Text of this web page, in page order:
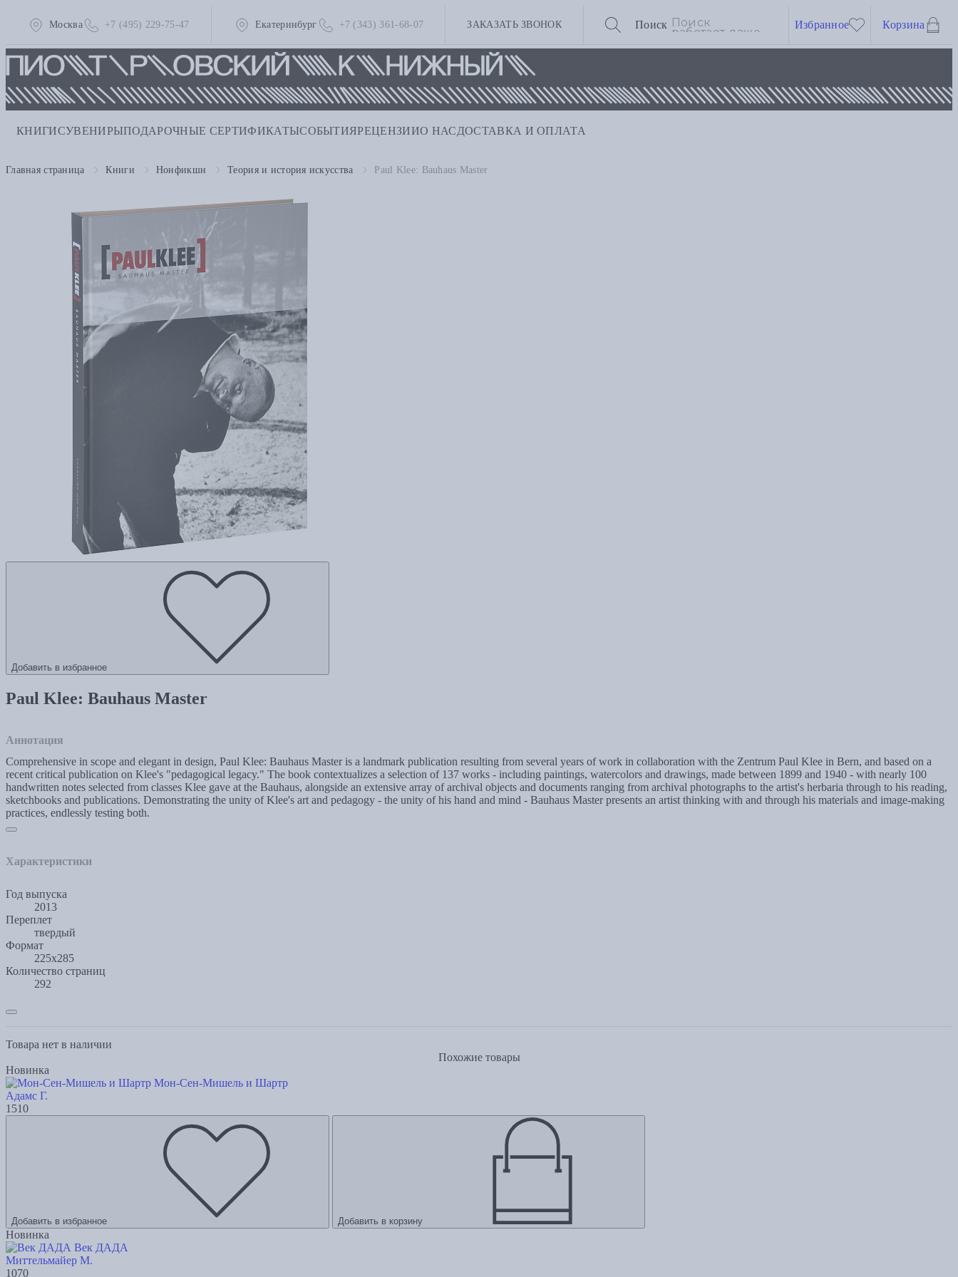
Москва +7 (495) 229-75-47 Екатеринбург +7 (343) 361-68-07 ЗАКАЗАТЬ ЗВОНОК Поиск Избранное Корзина
КНИГИСУВЕНИРЫПОДАРОЧНЫЕ СЕРТИФИКАТЫСОБЫТИЯРЕЦЕНЗИИО НАС ДОСТАВКА И ОПЛАТА
Главная страница Книги Нонфикшн Теория и история искусства Paul Klee: Bauhaus Master
Добавить в избранное
Paul Klee: Bauhaus Master
Аннотация
Comprehensive in scope and elegant in design, Paul Klee: Bauhaus Master is a landmark publication resulting from several years of work in collaboration with the Zentrum Paul Klee in Bern, and based on a
recent critical publication on Klee's "pedagogical legacy." The book contextualizes a selection of 137 works - including paintings, watercolors and drawings, made between 1899 and 1940 - with nearly 100
handwritten notes selected from classes Klee gave at the Bauhaus, alongside an extensive array of archival objects and documents ranging from archival photographs to the artist's herbaria through to his reading,
sketchbooks and publications. Demonstrating the unity of Klee's art and pedagogy - the unity of his hand and mind - Bauhaus Master presents an artist thinking with and through his materials and image-making
practices, endlessly testing both.
Характеристики
Год выпуска
2013
Переплет
твердый
Формат
225x285
Количество страниц
292
Товара нет в наличии
Похожие товары
Новинка
Мон-Сен-Мишель и Шартр
Адамс Г.
1510
Добавить в избранное Добавить в корзину
Новинка
Век ДАДА
Миттельмайер М.
1070